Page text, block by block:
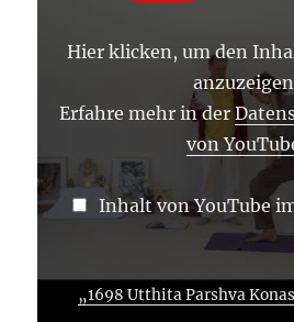
ANZEIGEN
Hier klicken, um den
Erfahre mehr in der
von
Inhalt von YouTube
„1698 Utthita Parshva